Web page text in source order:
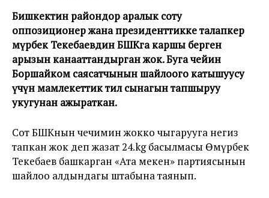
Бишкектин райондор аралык соту
оппозиционер жана президенттикке талапкер
Өмүрбек Текебаевдин БШКга каршы берген
арызын канааттандырган жок. Буга чейин
Боршайком саясатчынын шайлоого катышуусу
үчүн мамлекеттик тил сынагын тапшыруу
укугунан ажыраткан.
Сот БШКнын чечимин жокко чыгарууга негиз
тапкан жок деп жазат 24.kg басылмасы Өмүрбек
Текебаев башкарган «Ата мекен» партиясынын
шайлоо алдындагы штабына таянып.